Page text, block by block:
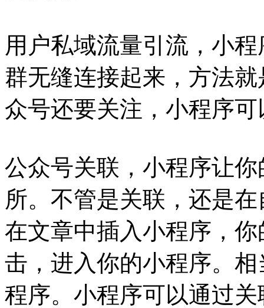
用户私域流量引流，小
群无缝连接起来，方法
众号还要关注，小程序
公众号关联，小程序让
所。不管是关联，还是
在文章中插入小程序，
击，进入你的小程序。
程序。小程序可以通过